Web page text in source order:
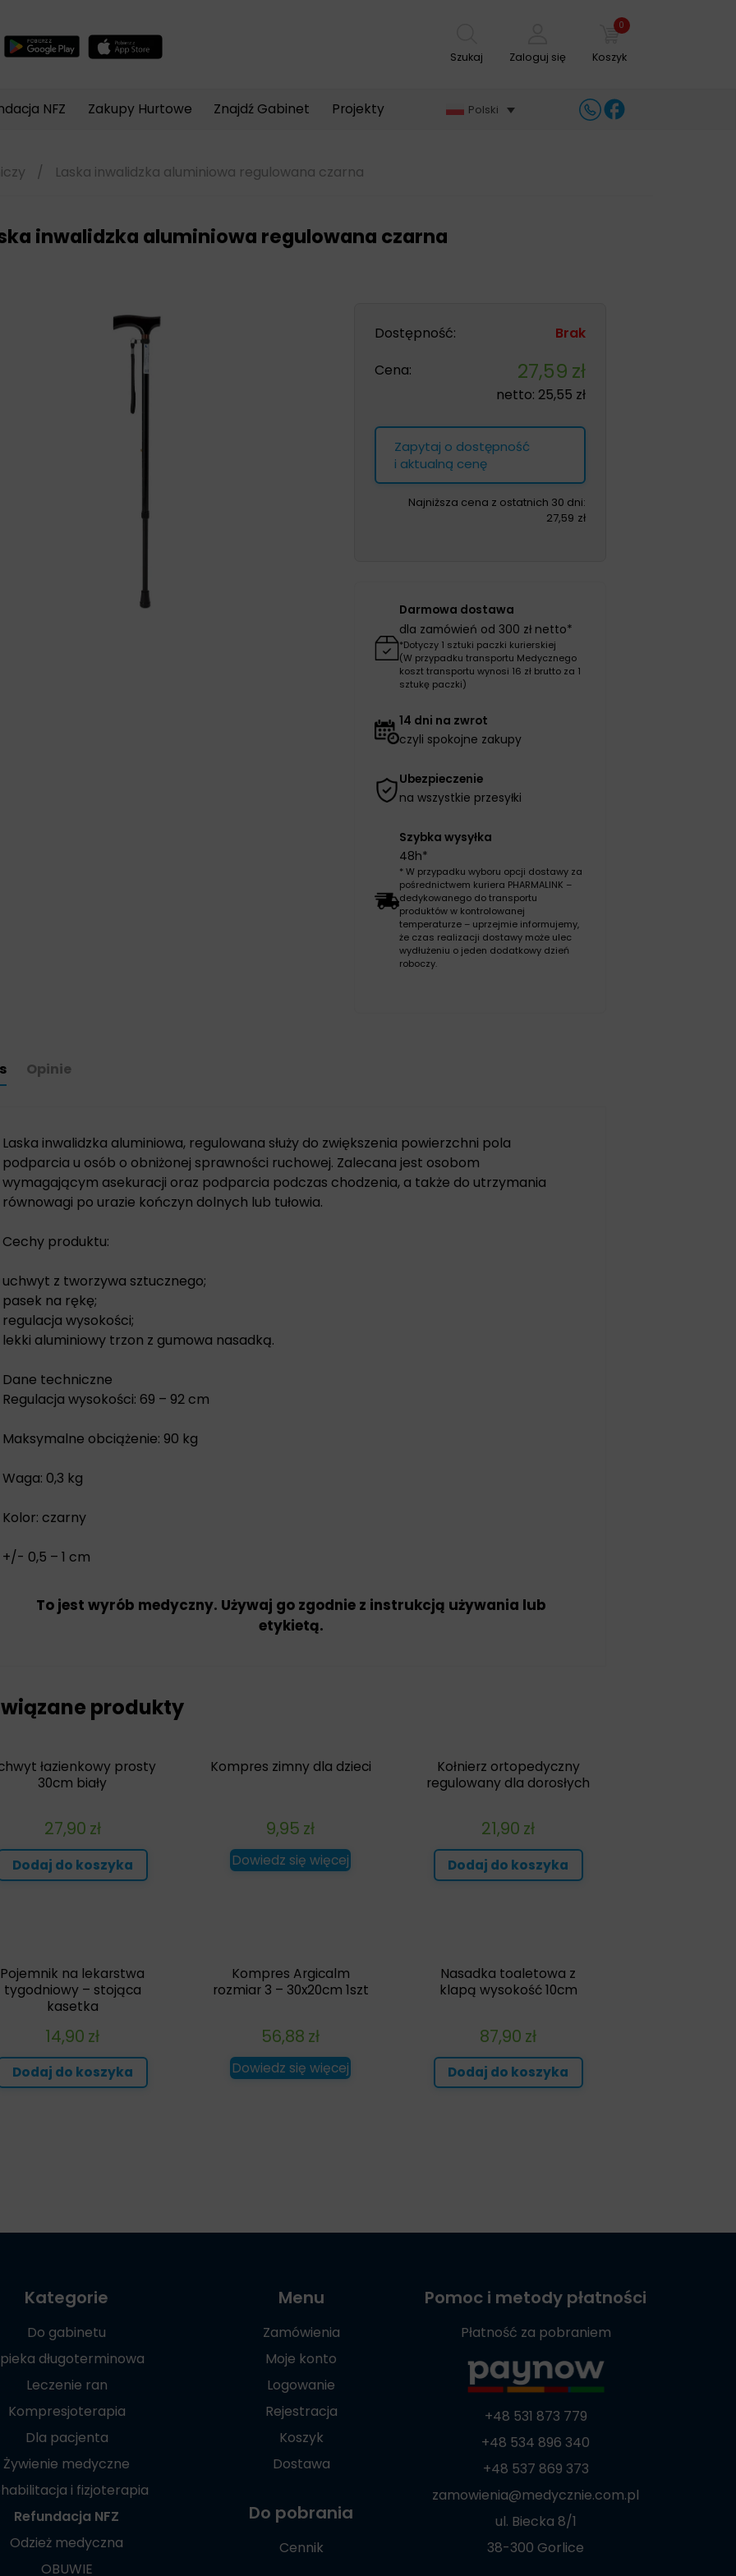
Szukaj Zaloguj się
0
Koszyk
NFZ Zakupy Hurtowe Znajdź Gabinet Projekty Polski
/ Laska inwalidzka aluminiowa regulowana czarna
inwalidzka aluminiowa regulowana czarna
Dostępność:
Brak
Cena:
27,59 zł
netto:25,55 zł
Zapytaj o dostępność
i aktualną cenę
Najniższa cena z ostatnich 30 dni:
27,59 zł
Darmowa dostawa
dla zamówień od 300 zł netto*
*Dotyczy 1 sztuki paczki kurierskiej
(W przypadku transportu Medycznego
koszt transportu wynosi 16 zł brutto za 1
sztukę paczki)
14 dni na zwrot
czyli spokojne zakupy
Ubezpieczenie
na wszystkie przesyłki
Szybka wysyłka
48h*
* W przypadku wyboru opcji dostawy za
pośrednictwem kuriera PHARMALINK –
dedykowanego do transportu
produktów w kontrolowanej
temperaturze – uprzejmie informujemy,
że czas realizacji dostawy może ulec
wydłużeniu o jeden dodatkowy dzień
roboczy.
Opinie
Laska inwalidzka aluminiowa, regulowana służy do zwiększenia powierzchni pola
podparcia u osób o obniżonej sprawności ruchowej. Zalecana jest osobom
wymagającym asekuracji oraz podparcia podczas chodzenia, a także do utrzymania
równowagi po urazie kończyn dolnych lub tułowia.
Cechy produktu:
uchwyt z tworzywa sztucznego;
pasek na rękę;
regulacja wysokości;
lekki aluminiowy trzon z gumowa nasadką.
Dane techniczne
Regulacja wysokości: 69 – 92 cm
Maksymalne obciążenie: 90 kg
Waga: 0,3 kg
Kolor: czarny
+/- 0,5 – 1 cm
To jest wyrób medyczny. Używaj go zgodnie z instrukcją używania lub
etykietą.
produkty
łazienkowy prosty
30cm biały
27,90 zł
Dodaj do koszyka
Kompres zimny dla dzieci
9,95 zł
Dowiedz się więcej
Kołnierz ortopedyczny
regulowany dla dorosłych
21,90 zł
Dodaj do koszyka
Pojemnik na lekarstwa
tygodniowy – stojąca
kasetka
14,90 zł
Dodaj do koszyka
Kompres Argicalm
rozmiar 3 – 30x20cm 1szt
56,88 zł
Dowiedz się więcej
Nasadka toaletowa z
klapą wysokość 10cm
87,90 zł
Dodaj do koszyka
Kategorie
Do gabinetu
długoterminowa
Leczenie ran
Kompresjoterapia
Dla pacjenta
Żywienie medyczne
i fizjoterapia
Refundacja NFZ
Odzież medyczna
OBUWIE
Menu
Zamówienia
Moje konto
Logowanie
Rejestracja
Koszyk
Dostawa
Do pobrania
Cennik
Pomoc i metody płatności
Płatność za pobraniem
+48 531 873 779
+48 534 896 340
+48 537 869 373
zamowienia@medycznie.com.pl
ul. Biecka 8/1
38-300 Gorlice